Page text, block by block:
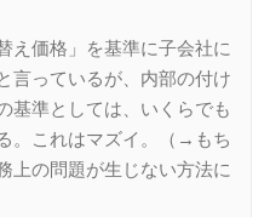
え価格」を基準に子会社に
言っているが、内部の付け
基準としては、いくらでも
。これはマズイ。（→もち
上の問題が生じない方法に